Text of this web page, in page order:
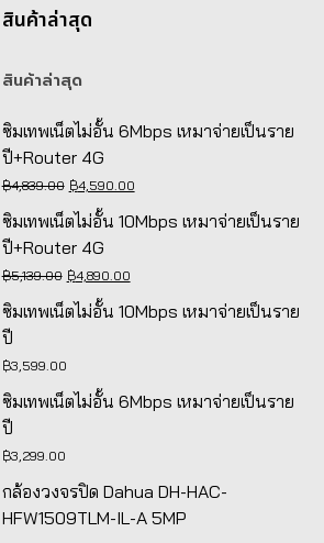
สินค้าล่าสุด
สินค้าล่าสุด
ซิมเทพเน็ตไม่อั้น 6Mbps เหมาจ่ายเป็นราย
ปี+Router 4G
฿4,839.00 Original
price
฿4,590.00Current
ซิมเทพเน็ตไม่อั้น 10Mbps เหมาจ่ายเป็นราย
ปี+Router 4G
฿5,139.00 Original
price
฿4,890.00Current
ซิมเทพเน็ตไม่อั้น 10Mbps เหมาจ่ายเป็นราย
ปี
฿3,599.00
ซิมเทพเน็ตไม่อั้น 6Mbps เหมาจ่ายเป็นราย
ปี
฿3,299.00
กล้องวงจรปิด Dahua DH-HAC-
HFW1509TLM-IL-A 5MP